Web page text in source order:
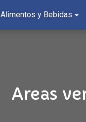
Alimentos y Bebidas
Areas